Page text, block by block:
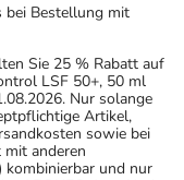
bei Bestellung mit
Sie 25 % Rabatt auf
LSF 50+, 50 ml
Nur solange
Artikel,
sowie bei
anderen
kombinierbar und nur